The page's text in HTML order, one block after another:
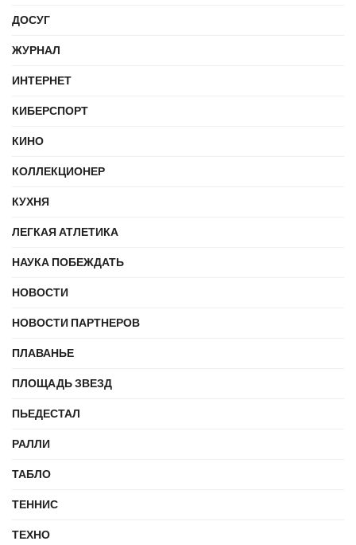
ДОСУГ
ЖУРНАЛ
ИНТЕРНЕТ
КИБЕРСПОРТ
КИНО
КОЛЛЕКЦИОНЕР
КУХНЯ
ЛЕГКАЯ АТЛЕТИКА
НАУКА ПОБЕЖДАТЬ
НОВОСТИ
НОВОСТИ ПАРТНЕРОВ
ПЛАВАНЬЕ
ПЛОЩАДЬ ЗВЕЗД
ПЬЕДЕСТАЛ
РАЛЛИ
ТАБЛО
ТЕННИС
ТЕХНО